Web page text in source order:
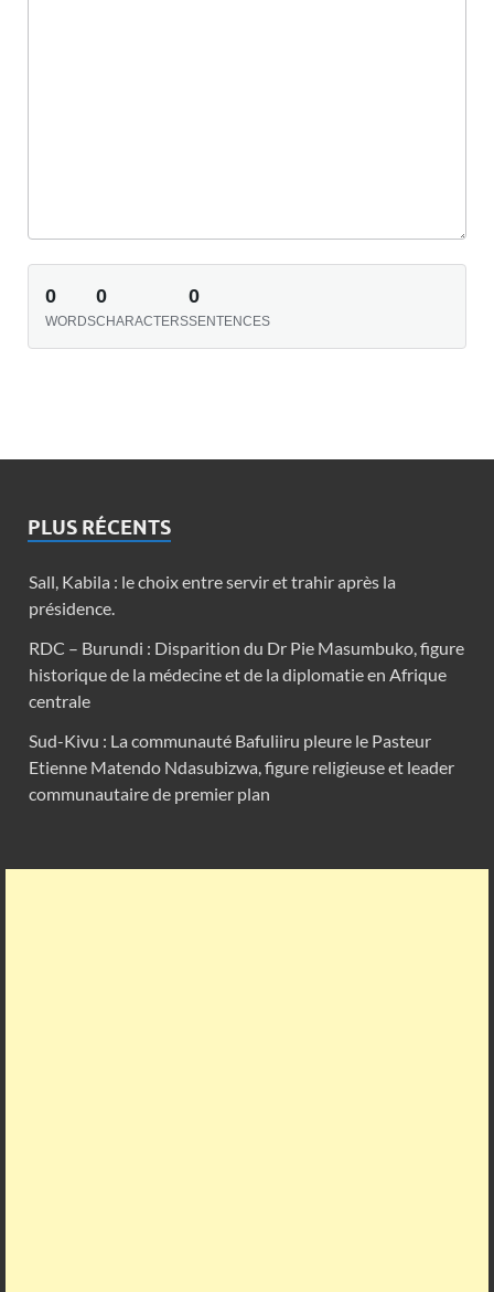
0
WORDS
0
CHARACTERS
0
SENTENCES
PLUS RÉCENTS
Sall, Kabila : le choix entre servir et trahir après la
présidence.
RDC – Burundi : Disparition du Dr Pie Masumbuko, figure
historique de la médecine et de la diplomatie en Afrique
centrale
Sud-Kivu : La communauté Bafuliiru pleure le Pasteur
Etienne Matendo Ndasubizwa, figure religieuse et leader
communautaire de premier plan